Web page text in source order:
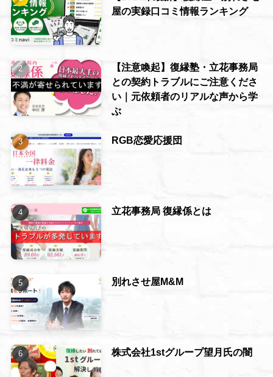
屋の実録口コミ情報ランキング
【注意喚起】復縁塾・立花事務局
との契約トラブルにご注意くださ
い｜元依頼者のリアルな声から学
ぶ
RGB恋愛応援団
立花事務局 復縁係とは
別れさせ屋M&M
株式会社1stグループ望月氏の闇